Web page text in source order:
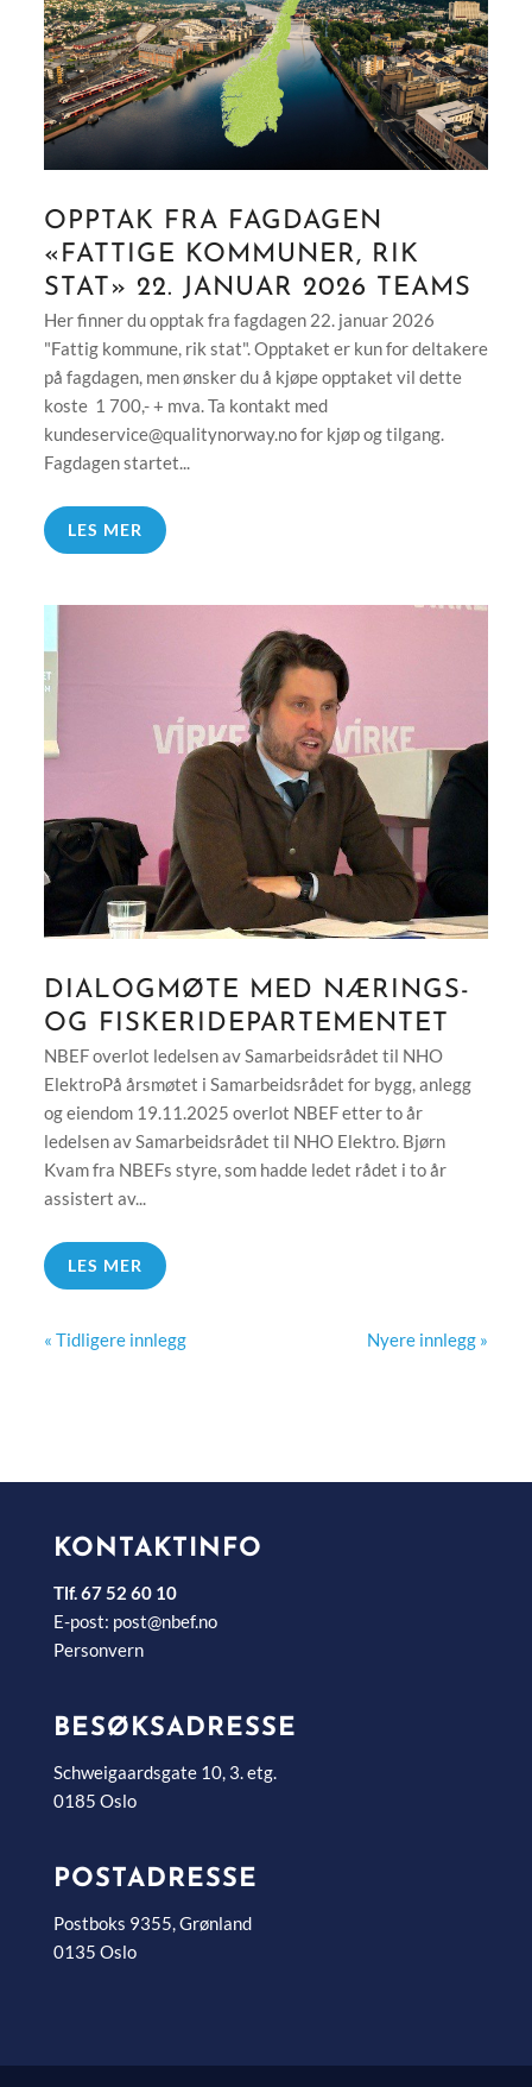
OPPTAK FRA FAGDAGEN
«FATTIGE KOMMUNER, RIK
STAT» 22. JANUAR 2026 TEAMS
Her finner du opptak fra fagdagen 22. januar 2026
"Fattig kommune, rik stat". Opptaket er kun for deltakere
på fagdagen, men ønsker du å kjøpe opptaket vil dette
koste 1 700,- + mva. Ta kontakt med
kundeservice@qualitynorway.nofor kjøp og tilgang.
Fagdagen startet...
LES MER
DIALOGMØTE MED NÆRINGS-
OG FISKERIDEPARTEMENTET
NBEF overlot ledelsen av Samarbeidsrådet til NHO
ElektroPå årsmøtet i Samarbeidsrådet for bygg, anlegg
og eiendom 19.11.2025 overlot NBEF etter to år
ledelsen av Samarbeidsrådet til NHO Elektro. Bjørn
Kvam fra NBEFs styre, som hadde ledet rådet i to år
assistert av...
LES MER
« Tidligere innlegg Nyere innlegg »
KONTAKTINFO
Tlf. 67 52 60 10
E-post: post@nbef.no
Personvern
BESØKSADRESSE
Schweigaardsgate 10, 3. etg.
0185 Oslo
POSTADRESSE
Postboks 9355, Grønland
0135 Oslo